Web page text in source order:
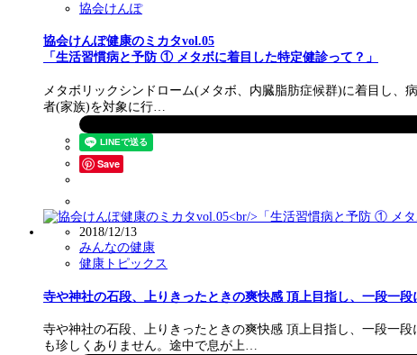
協会けんぽ
協会けんぽ健康のミカタvol.05
「生活習慣病と予防 ① メタボに着目した特定健診って？」
メタボリックシンドローム(メタボ、内臓脂肪症候群)に着目し、
者(家族)を対象に行…
Save
2018/12/13
みんなの健康
健康トピックス
寺や神社の石段、上りきったときの爽快感 頂上目指し、一段一
寺や神社の石段、上りきったときの爽快感 頂上目指し、一段一
も珍しくありません。途中で息が上…